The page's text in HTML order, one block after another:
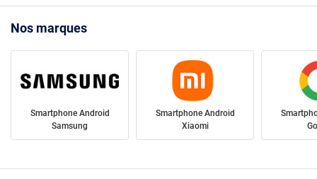
Nos marques
Smartphone Android
Samsung
Smartphone Android
Xiaomi